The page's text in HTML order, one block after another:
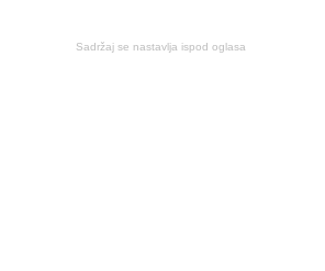
Sadržaj se nastavlja ispod oglasa